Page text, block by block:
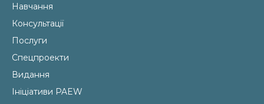
Навчання
Консультації
Послуги
Спецпроекти
Видання
Ініціативи PAEW